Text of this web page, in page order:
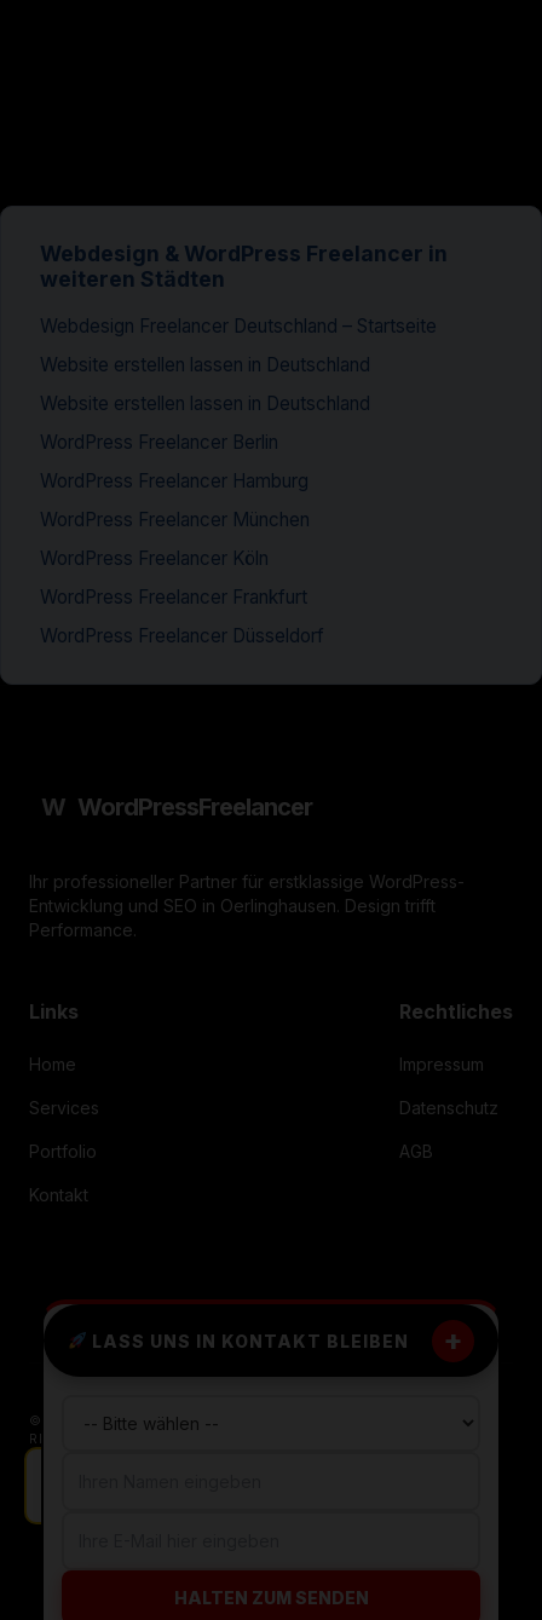
LASS UNS IN KONTAKT BLEIBEN +
HALTEN ZUM SENDEN
Webdesign & WordPress Freelancer in
weiteren Städten
Webdesign Freelancer Deutschland – Startseite
Website erstellen lassen in Deutschland
Website erstellen lassen in Deutschland
WordPress Freelancer Berlin
WordPress Freelancer Hamburg
WordPress Freelancer München
WordPress Freelancer Köln
WordPress Freelancer Frankfurt
WordPress Freelancer Düsseldorf
W WordPressFreelancer
Ihr professioneller Partner für erstklassige WordPress-
Entwicklung und SEO in Oerlinghausen. Design trifft
Performance.
Links
Home
Services
Portfolio
Kontakt
Rechtliches
Impressum
Datenschutz
AGB
© 2026 WORDPRESS FREELANCER OERLINGHAUSEN. ALLE
RECHTE VORBEHALTEN.